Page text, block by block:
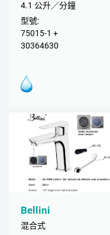
4.1 公升／分鐘
型號:
75015-1 +
30364630
Bellini
混合式